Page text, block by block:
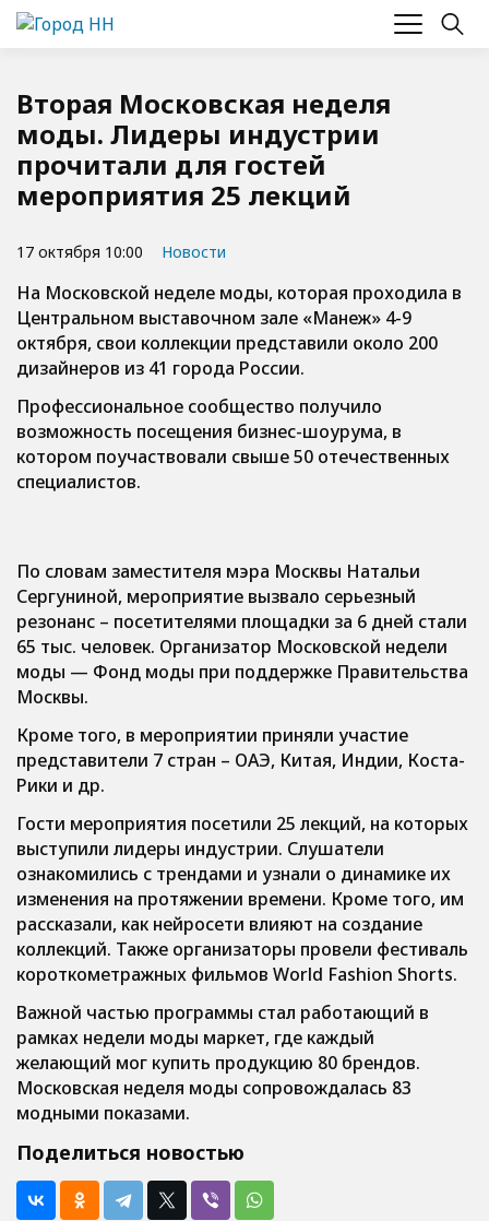
Вторая Московская неделя
моды. Лидеры индустрии
прочитали для гостей
мероприятия 25 лекций
17 октября 10:00 Новости
На Московской неделе моды, которая проходила в
Центральном выставочном зале «Манеж» 4-9
октября, свои коллекции представили около 200
дизайнеров из 41 города России.
Профессиональное сообщество получило
возможность посещения бизнес-шоурума, в
котором поучаствовали свыше 50 отечественных
специалистов.
По словам заместителя мэра Москвы Натальи
Сергуниной, мероприятие вызвало серьезный
резонанс – посетителями площадки за 6 дней стали
65 тыс. человек. Организатор Московской недели
моды — Фонд моды при поддержке Правительства
Москвы.
Кроме того, в мероприятии приняли участие
представители 7 стран – ОАЭ, Китая, Индии, Коста-
Рики и др.
Гости мероприятия посетили 25 лекций, на которых
выступили лидеры индустрии. Слушатели
ознакомились с трендами и узнали о динамике их
изменения на протяжении времени. Кроме того, им
рассказали, как нейросети влияют на создание
коллекций. Также организаторы провели фестиваль
короткометражных фильмов World Fashion Shorts.
Важной частью программы стал работающий в
рамках недели моды маркет, где каждый
желающий мог купить продукцию 80 брендов.
Московская неделя моды сопровождалась 83
модными показами.
Поделиться новостью